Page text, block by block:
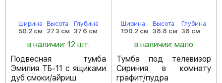
Ширина
50.2 см
Высота
27.3 см
Глубина
37.6 см
в наличии: 12 шт.
Подвесная тумба
Эмилия ТБ-11 с ящиками
дуб смоки/айриш
Ширина
190.2 см
Высота
38.8 см
Глубина
38 см
в наличии: мало
Тумба под телевизор
Сириния в комнату
графит/пудра